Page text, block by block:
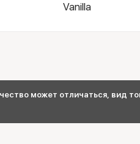
Vanilla
может отличаться, вид